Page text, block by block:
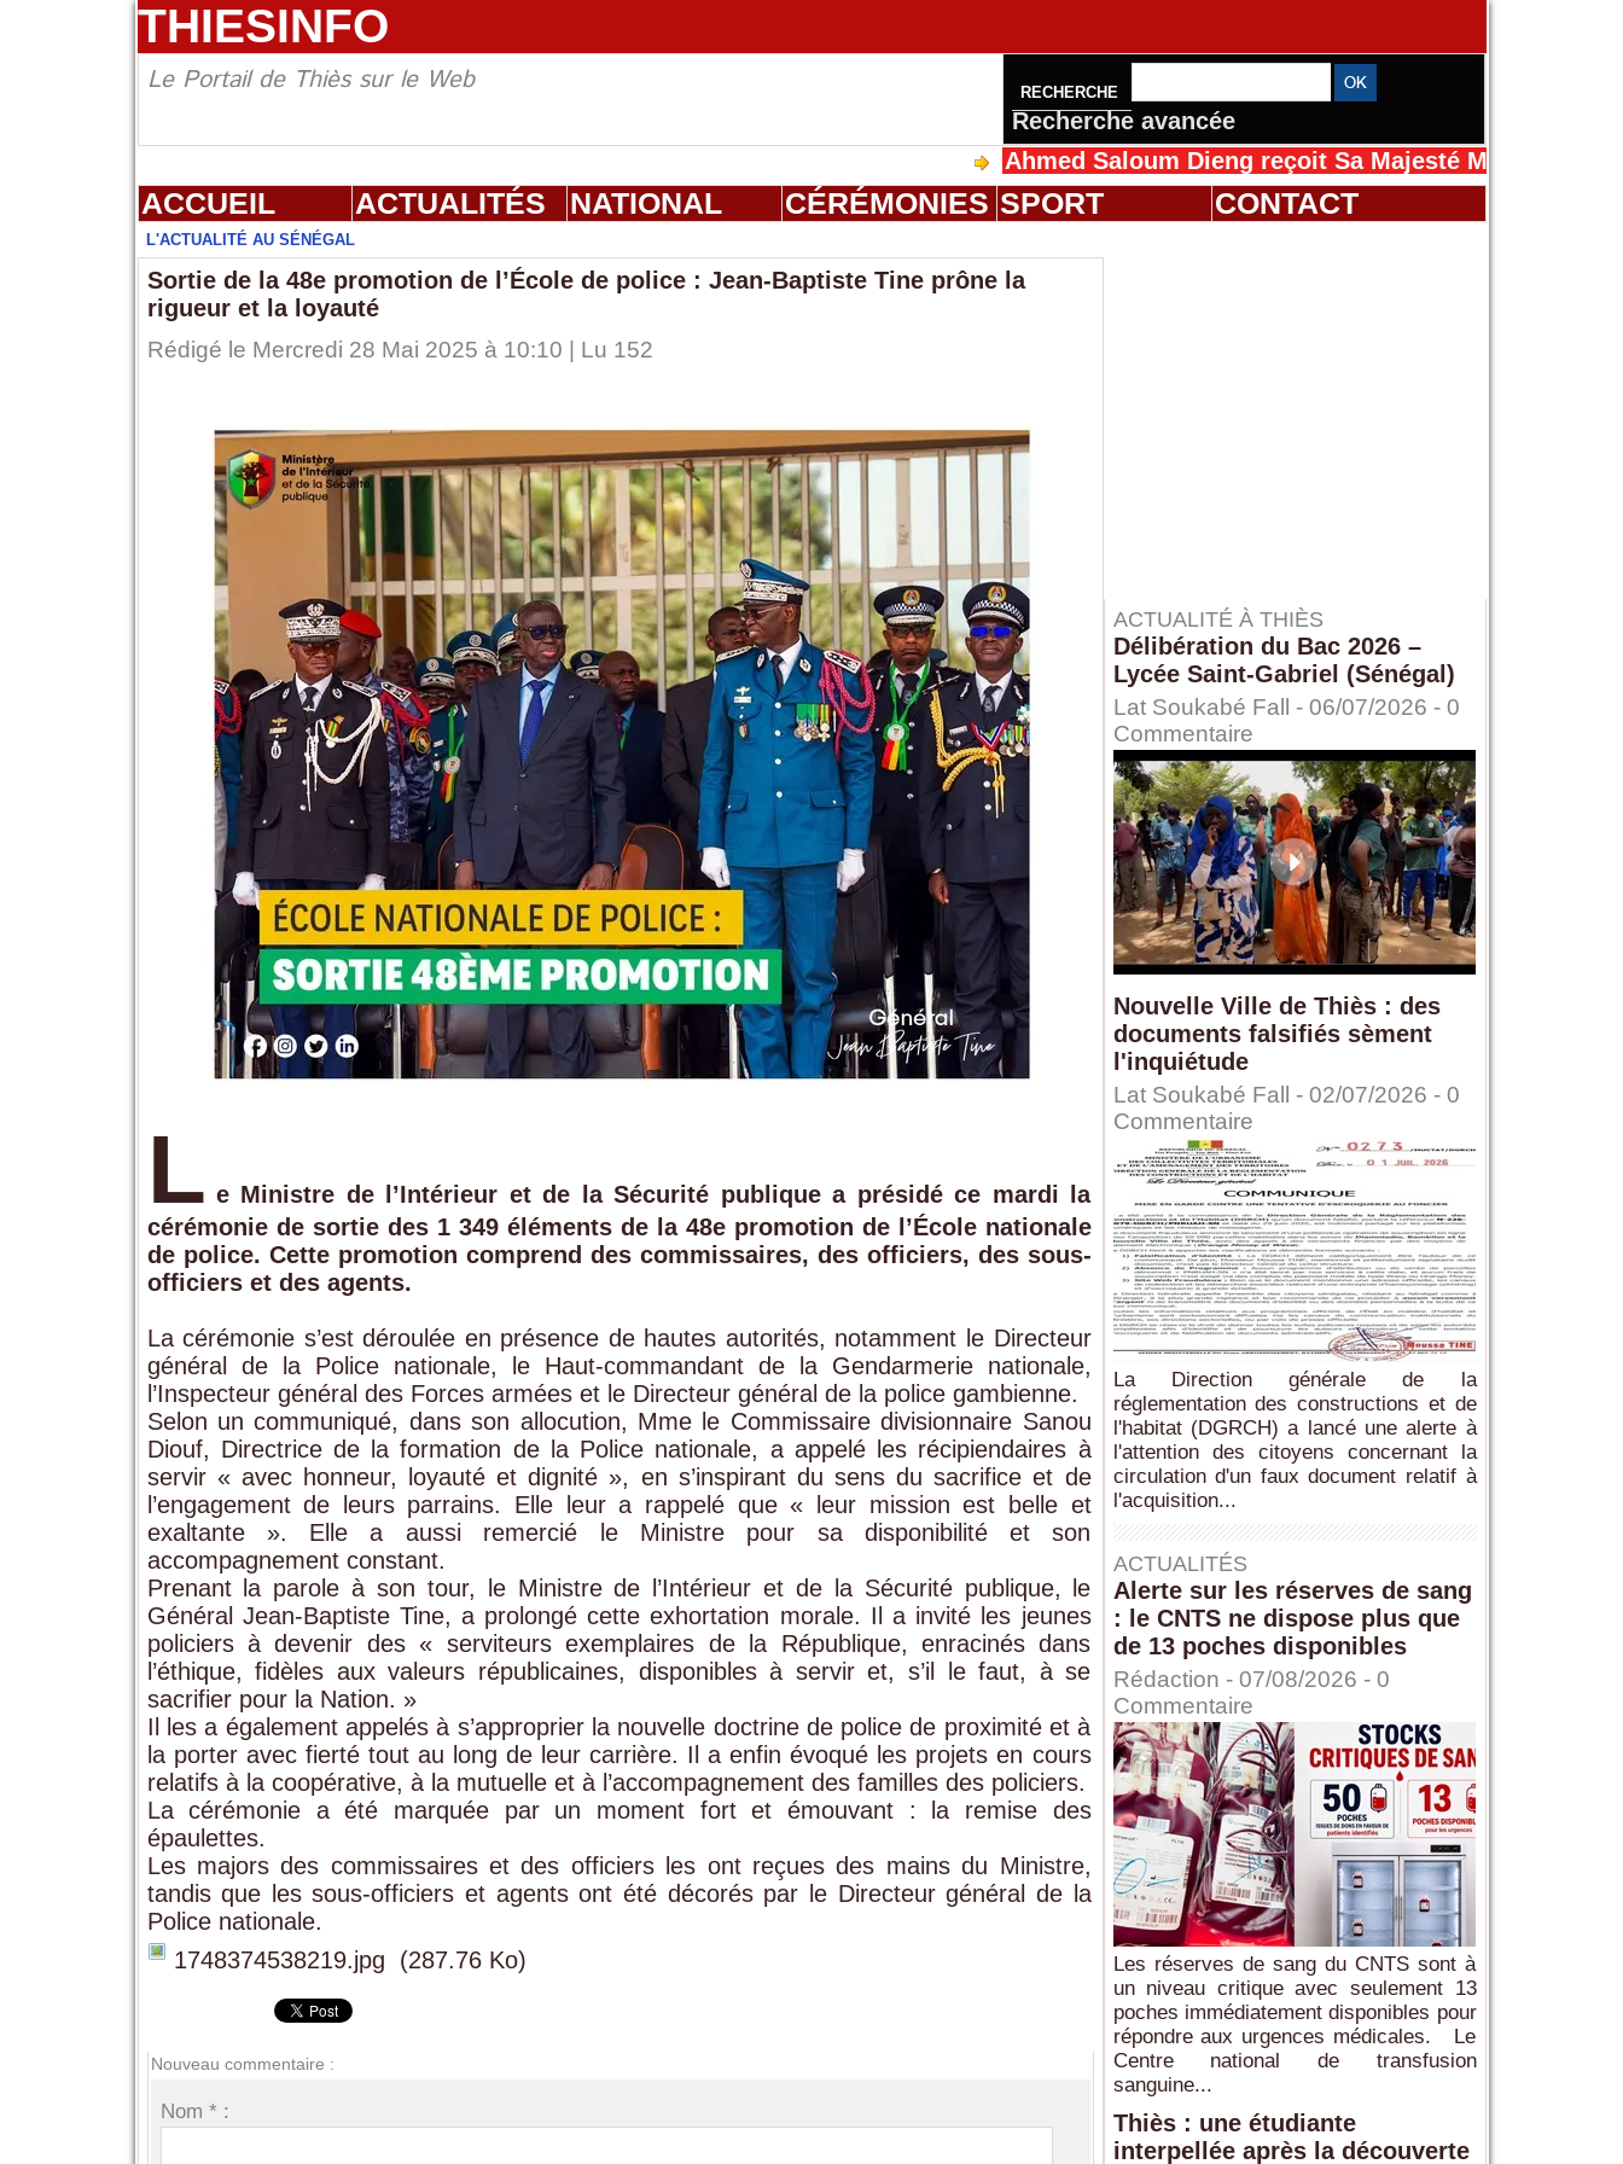
THIESINFO
Le Portail de Thiès sur le Web RECHERCHE
Recherche avancée
Ahmed Saloum Dieng reçoit Sa Majesté Mansah Cissé au
ACCUEIL ACTUALITÉS NATIONAL CÉRÉMONIES SPORT CONTACT
L'ACTUALITÉ AU SÉNÉGAL
Sortie de la 48e promotion de l’École de police : Jean-Baptiste Tine prône la
rigueur et la loyauté
Rédigé le Mercredi 28 Mai 2025 à 10:10 | Lu 152
L e Ministre de l’Intérieur et de la Sécurité publique a présidé ce mardi la
cérémonie de sortie des 1 349 éléments de la 48e promotion de l’École nationale
de police. Cette promotion comprend des commissaires, des officiers, des sous-
officiers et des agents.
La cérémonie s’est déroulée en présence de hautes autorités, notamment le Directeur
général de la Police nationale, le Haut-commandant de la Gendarmerie nationale,
l’Inspecteur général des Forces armées et le Directeur général de la police gambienne.
Selon un communiqué, dans son allocution, Mme le Commissaire divisionnaire Sanou
Diouf, Directrice de la formation de la Police nationale, a appelé les récipiendaires à
servir « avec honneur, loyauté et dignité », en s’inspirant du sens du sacrifice et de
l’engagement de leurs parrains. Elle leur a rappelé que « leur mission est belle et
exaltante ». Elle a aussi remercié le Ministre pour sa disponibilité et son
accompagnement constant.
Prenant la parole à son tour, le Ministre de l’Intérieur et de la Sécurité publique, le
Général Jean-Baptiste Tine, a prolongé cette exhortation morale. Il a invité les jeunes
policiers à devenir des « serviteurs exemplaires de la République, enracinés dans
l’éthique, fidèles aux valeurs républicaines, disponibles à servir et, s’il le faut, à se
sacrifier pour la Nation. »
Il les a également appelés à s’approprier la nouvelle doctrine de police de proximité et à
la porter avec fierté tout au long de leur carrière. Il a enfin évoqué les projets en cours
relatifs à la coopérative, à la mutuelle et à l’accompagnement des familles des policiers.
La cérémonie a été marquée par un moment fort et émouvant : la remise des
épaulettes.
Les majors des commissaires et des officiers les ont reçues des mains du Ministre,
tandis que les sous-officiers et agents ont été décorés par le Directeur général de la
Police nationale.
1748374538219.jpg
(287.76 Ko)
Nouveau commentaire :
Nom * :
ACTUALITÉ À THIÈS
Délibération du Bac 2026 –
Lycée Saint-Gabriel (Sénégal)
Lat Soukabé Fall - 06/07/2026 - 0
Commentaire
Nouvelle Ville de Thiès : des
documents falsifiés sèment
l'inquiétude
Lat Soukabé Fall - 02/07/2026 - 0
Commentaire
La Direction générale de la
réglementation des constructions et de
l'habitat (DGRCH) a lancé une alerte à
l'attention des citoyens concernant la
circulation d'un faux document relatif à
l'acquisition...
ACTUALITÉS
Alerte sur les réserves de sang
: le CNTS ne dispose plus que
de 13 poches disponibles
Rédaction - 07/08/2026 - 0
Commentaire
Les réserves de sang du CNTS sont à
un niveau critique avec seulement 13
poches immédiatement disponibles pour
répondre aux urgences médicales. Le
Centre national de transfusion
sanguine...
Thiès : une étudiante
interpellée après la découverte